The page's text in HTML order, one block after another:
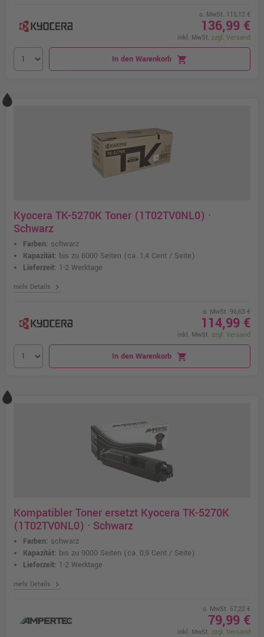
o. MwSt. 115,12 €
136,99 €
inkl. MwSt. zzgl. Versand
In den Warenkorb shopping_cart
Kyocera TK-5270K Toner (1T02TV0NL0) ·
Schwarz
Farben: schwarz
Kapazität: bis zu 8000 Seiten (ca. 1,4 Cent / Seite)
Lieferzeit: 1-2 Werktage
mehr Details chevron_right
o. MwSt. 96,63 €
114,99 €
inkl. MwSt. zzgl. Versand
In den Warenkorb shopping_cart
Kompatibler Toner ersetzt Kyocera TK-5270K
(1T02TV0NL0) · Schwarz
Farben: schwarz
Kapazität: bis zu 9000 Seiten (ca. 0,9 Cent / Seite)
Lieferzeit: 1-2 Werktage
mehr Details chevron_right
o. MwSt. 67,22 €
79,99 €
inkl. MwSt. zzgl. Versand